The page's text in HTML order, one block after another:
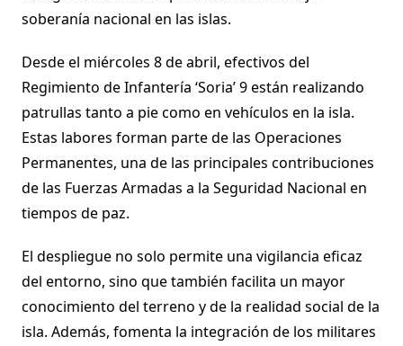
soberanía nacional en las islas.
Desde el miércoles 8 de abril, efectivos del
Regimiento de Infantería ‘Soria’ 9 están realizando
patrullas tanto a pie como en vehículos en la isla.
Estas labores forman parte de las Operaciones
Permanentes, una de las principales contribuciones
de las Fuerzas Armadas a la Seguridad Nacional en
tiempos de paz.
El despliegue no solo permite una vigilancia eficaz
del entorno, sino que también facilita un mayor
conocimiento del terreno y de la realidad social de la
isla. Además, fomenta la integración de los militares